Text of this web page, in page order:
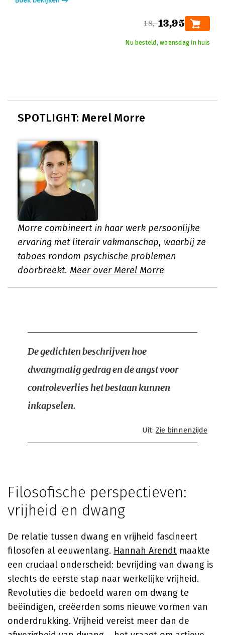
18,-13,95
Nu besteld, woensdag in huis
SPOTLIGHT: Merel Morre
Morre combineert in haar werk persoonlijke
ervaring met literair vakmanschap, waarbij ze
taboes rondom psychische problemen
doorbreekt. Meer over Merel Morre
De gedichten beschrijven hoe
dwangmatig gedrag en de angst voor
controleverlies het bestaan kunnen
inkapselen.
Uit: Zie binnenzijde
Filosofische perspectieven:
vrijheid en dwang
De relatie tussen dwang en vrijheid fascineert
filosofen al eeuwenlang. Hannah Arendt maakte
een cruciaal onderscheid: bevrijding van dwang is
slechts de eerste stap naar werkelijke vrijheid.
Revoluties die bedoeld waren om dwang te
beëindigen, creëerden soms nieuwe vormen van
onderdrukking. Vrijheid vereist meer dan de